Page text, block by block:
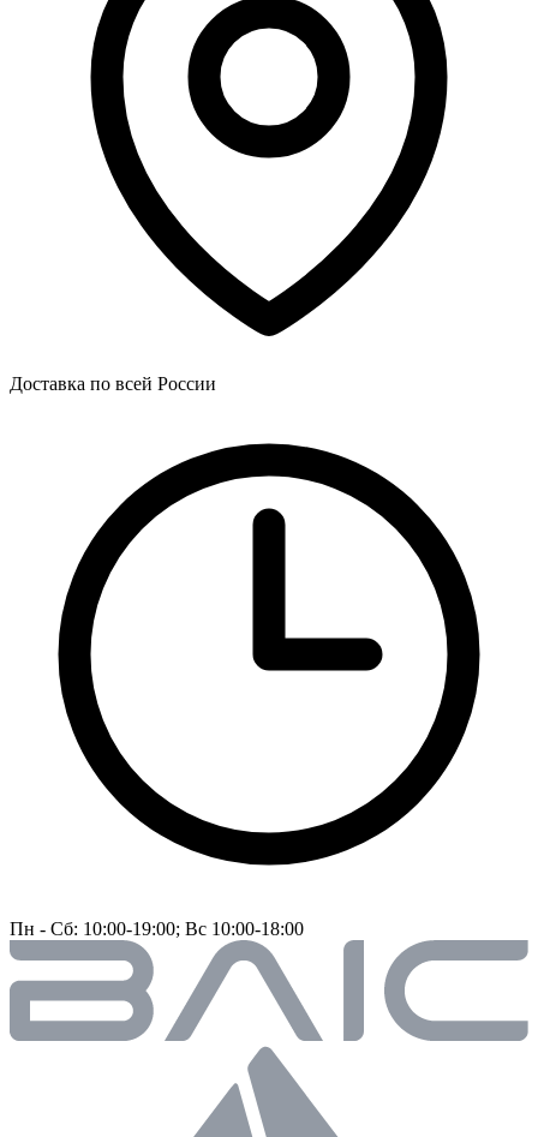
Доставка по всей России
Пн - Сб: 10:00-19:00; Вс 10:00-18:00